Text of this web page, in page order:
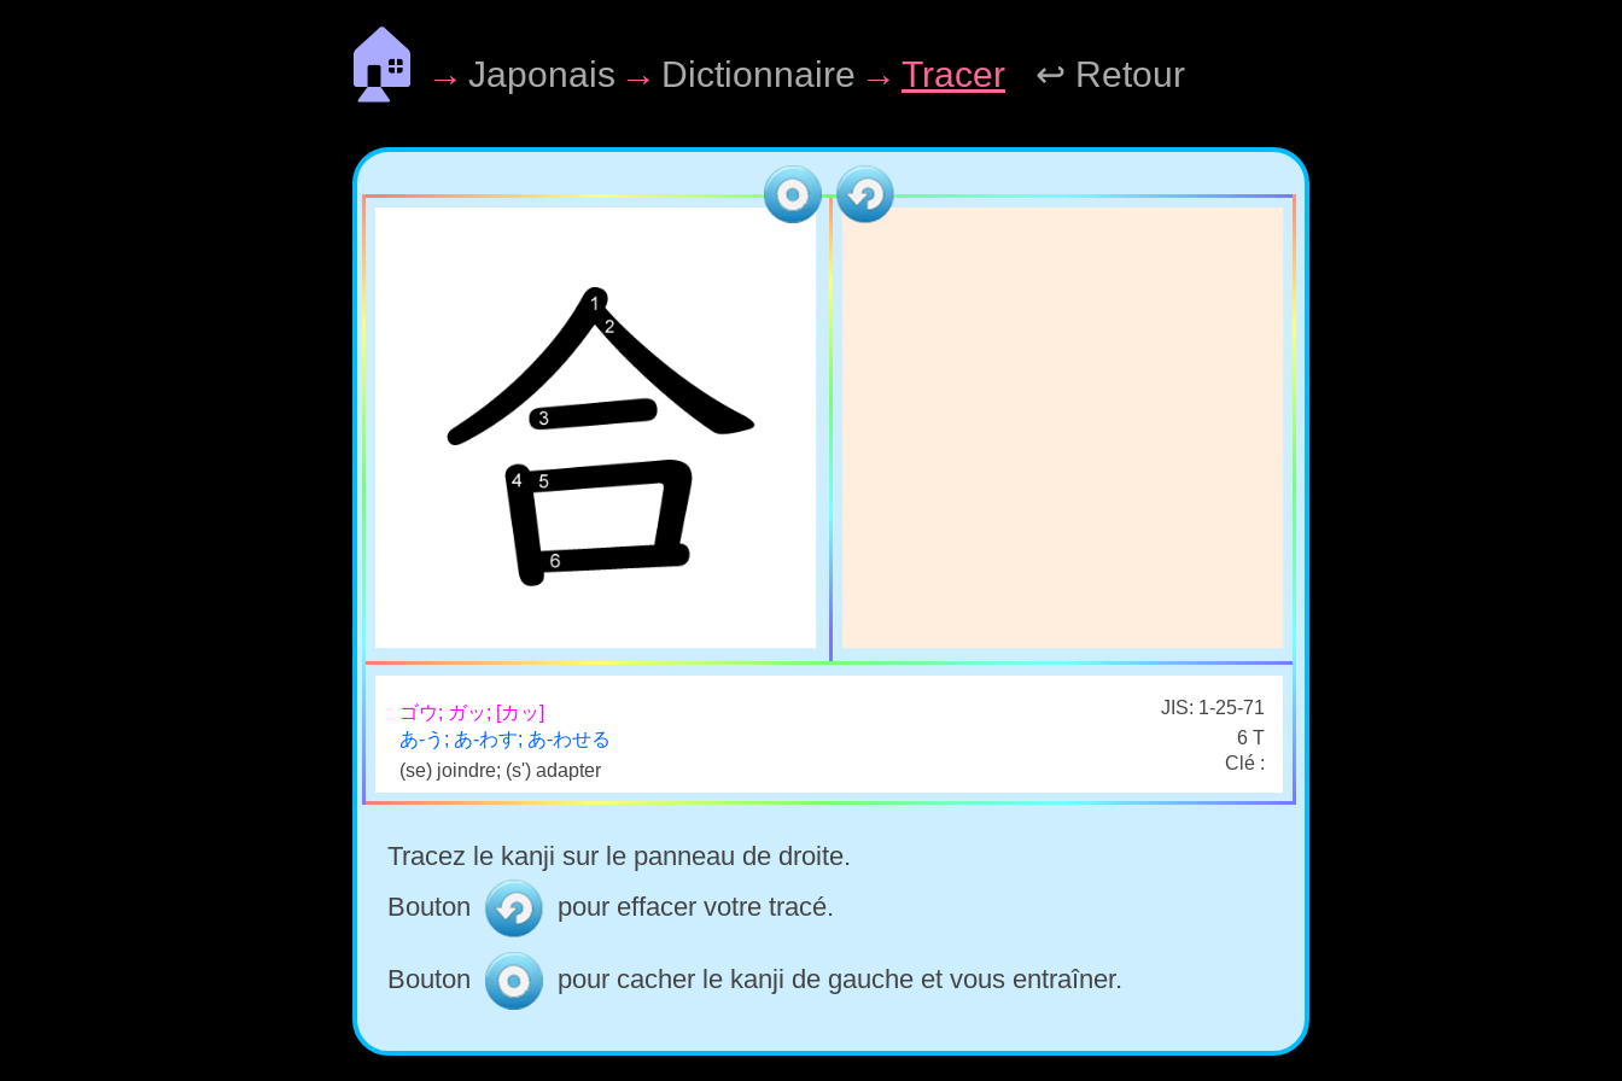
🏠 → Japonais → Dictionnaire → Tracer ↩ Retour
ゴウ; ガッ; [カッ]
JIS: 1-25-71
あ-う; あ-わす; あ-わせる
6 T
(se) joindre; (s') adapter
Clé :
Tracez le kanji sur le panneau de droite.
Bouton
pour effacer votre tracé.
Bouton pour cacher le kanji de gauche et vous entraîner.